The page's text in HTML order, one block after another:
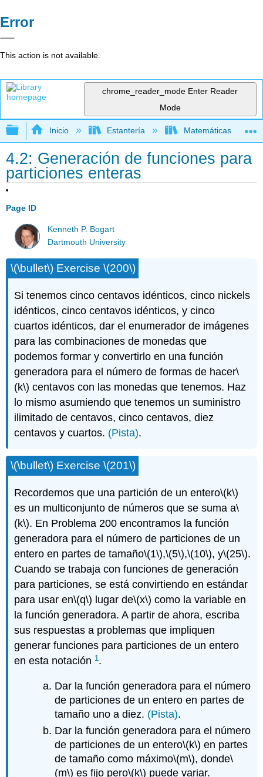
Error
This action is not available.
chrome_reader_mode Enter Reader
Mode
Expandir/contraer jerarquía global
Inicio Estantería Matemáticas
4.2: Generación de funciones para
particiones enteras
Page ID
Kenneth P. Bogart
Dartmouth University
\(\bullet\) Exercise\(200\)
Si tenemos cinco centavos idénticos, cinco nickels
idénticos, cinco centavos idénticos, y cinco
cuartos idénticos, dar el enumerador de imágenes
para las combinaciones de monedas que
podemos formar y convertirlo en una función
generadora para el número de formas de hacer\
(k\) centavos con las monedas que tenemos. Haz
lo mismo asumiendo que tenemos un suministro
ilimitado de centavos, cinco centavos, diez
centavos y cuartos. (Pista).
\(\bullet\) Exercise\(201\)
Recordemos que una partición de un entero\(k\)
es un multiconjunto de números que se suma a\
(k\). En Problema 200 encontramos la función
generadora para el número de particiones de un
entero en partes de tamaño\(1\),\(5\),\(10\), y\(25\).
Cuando se trabaja con funciones de generación
para particiones, se está convirtiendo en estándar
para usar en\(q\) lugar de\(x\) como la variable en
la función generadora. A partir de ahora, escriba
sus respuestas a problemas que impliquen
generar funciones para particiones de un entero
en esta notación 1 .
Dar la función generadora para el número
de particiones de un entero en partes de
tamaño uno a diez. (Pista).
Dar la función generadora para el número
de particiones de un entero\(k\) en partes
de tamaño como máximo\(m\), donde\
(m\) es fijo pero\(k\) puede variar.